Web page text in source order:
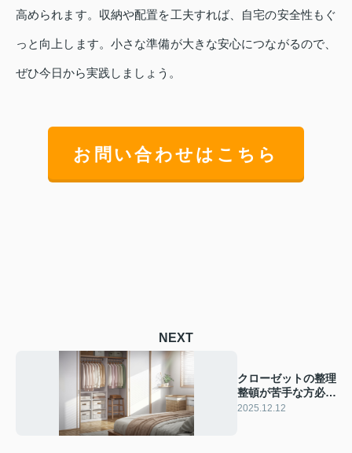
高められます。収納や配置を工夫すれば、自宅の安全性もぐ
っと向上します。小さな準備が大きな安心につながるので、
ぜひ今日から実践しましょう。
お問い合わせはこちら
NEXT
クローゼットの整理
整頓が苦手な方必
見！使いやすい収納
2025.12.12